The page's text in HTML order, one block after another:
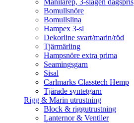
Manilarep, 3-slagen dagspris
Bomullsnöre
Bomullslina
Hampex 3-sl
Dekorline svart/marin/röd
Tjärmärling
Hampsnöre extra prima
Seamingsgarn
Sisal
Carlmarks Classtech Hemp
Tjärade syntetgarn
Rigg & Marin utrustning
Block & riggutrustning
Lanternor & Ventiler